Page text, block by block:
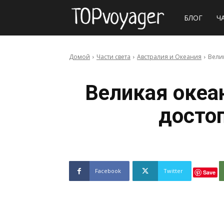
Сайт
БЛОГ
Домой Части света Австралия и Океания
Великая
Facebook Twitter Save